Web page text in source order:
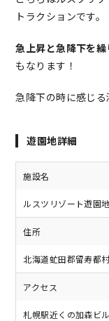
トラクションです。
急上昇と急降下を
もなります！
急降下の時に感じ
遊園地詳細
施設名
ルスツリゾート遊園地
住所
北海道虻田郡留寿都
アクセス
札幌駅近くの加森ビ